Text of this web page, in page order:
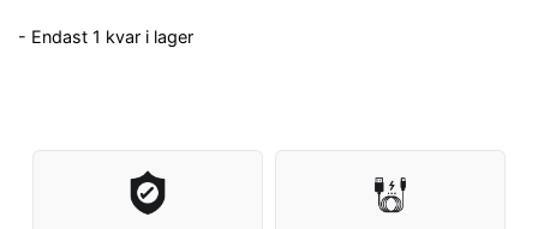
- Endast 1 kvar i lager